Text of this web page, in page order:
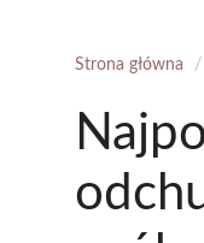
Strona główna /